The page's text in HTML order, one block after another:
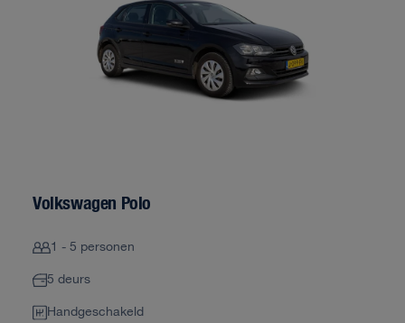
Volkswagen Polo
1 - 5 personen
5 deurs
Handgeschakeld